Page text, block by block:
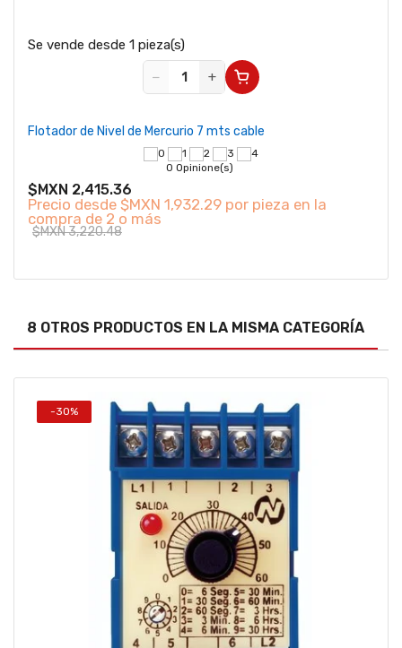
Se vende desde 1 pieza(s)
−
+
Flotador de Nivel de Mercurio 7 mts cable
0 Opinione(s)
$MXN 2,415.36
Precio desde $MXN 1,932.29 por pieza en la
compra de 2 o más
$MXN 3,220.48
8 OTROS PRODUCTOS EN LA MISMA CATEGORÍA
-30%